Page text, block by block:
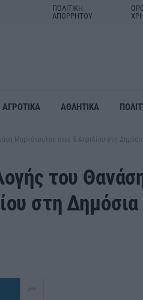
ΠΟΛΙΤΙΚΗ
ΑΠΟΡΡΗΤΟΥ
ΑΓΡΟΤΙΚΑ ΑΘΛΗΤΙΚΑ
Μαρκόπουλου στις 5 Απριλίου στη
του
στη Δημόσια